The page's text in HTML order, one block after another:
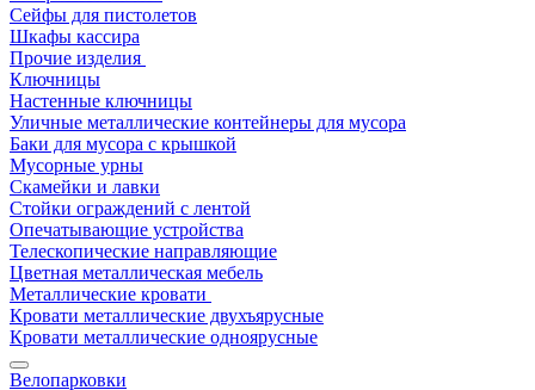
Сейфы для пистолетов
Шкафы кассира
Прочие изделия
Ключницы
Настенные ключницы
Уличные металлические контейнеры для мусора
Баки для мусора с крышкой
Мусорные урны
Скамейки и лавки
Стойки ограждений с лентой
Опечатывающие устройства
Телескопические направляющие
Цветная металлическая мебель
Металлические кровати
Кровати металлические двухъярусные
Кровати металлические одноярусные
Велопарковки